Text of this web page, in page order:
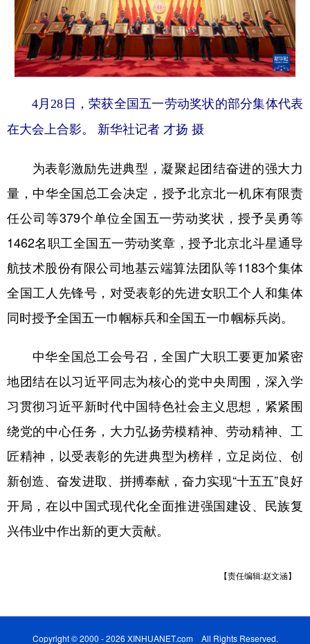
4月28日，荣获全国五一劳动奖状的部分集体代表
在大会上合影。 新华社记者 才扬 摄
为表彰激励先进典型，凝聚起团结奋进的强大力
量，中华全国总工会决定，授予北京北一机床有限责
任公司等379个单位全国五一劳动奖状，授予吴勇等
1462名职工全国五一劳动奖章，授予北京北斗星通导
航技术股份有限公司地基云端算法团队等1183个集体
全国工人先锋号，对受表彰的先进女职工个人和集体
同时授予全国五一巾帼标兵和全国五一巾帼标兵岗。
中华全国总工会号召，全国广大职工要更加紧密
地团结在以习近平同志为核心的党中央周围，深入学
习贯彻习近平新时代中国特色社会主义思想，紧紧围
绕党的中心任务，大力弘扬劳模精神、劳动精神、工
匠精神，以受表彰的先进典型为榜样，立足岗位、创
新创造、奋发进取、拼搏奉献，奋力实现“十五五”良好
开局，在以中国式现代化全面推进强国建设、民族复
兴伟业中作出新的更大贡献。
【责任编辑:赵文涵】
Copyright © 2000 - 2026 XINHUANET.com All Rights Reserved.